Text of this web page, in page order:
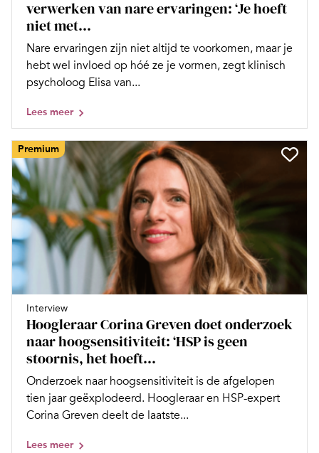
verwerken van nare ervaringen: ‘Je hoeft
niet met...
Nare ervaringen zijn niet altijd te voorkomen, maar je
hebt wel invloed op hóé ze je vormen, zegt klinisch
psycholoog Elisa van...
Lees meer
Premium
Interview
Hoogleraar Corina Greven doet onderzoek
naar hoogsensitiviteit: ‘HSP is geen
stoornis, het hoeft...
Onderzoek naar hoogsensitiviteit is de afgelopen
tien jaar geëxplodeerd. Hoogleraar en HSP-expert
Corina Greven deelt de laatste...
Lees meer